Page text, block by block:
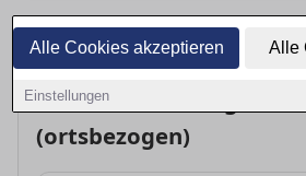
Alle Cookies akzeptieren Alle
Einstellungen
FAQ: Versicherung &
(ortsbezogen)